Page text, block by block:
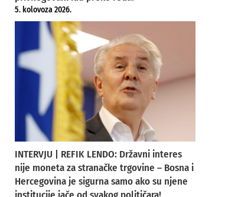
5. kolovoza 2026.
INTERVJU | REFIK LENDO: Državni interes
nije moneta za stranačke trgovine – Bosna i
Hercegovina je sigurna samo ako su njene